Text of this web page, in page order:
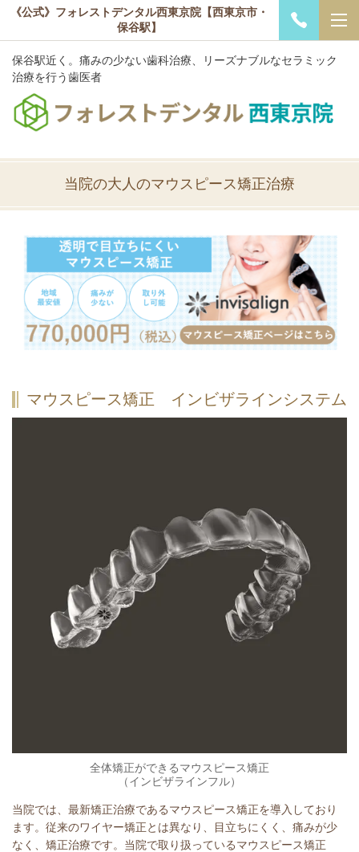
《公式》フォレストデンタル西東京院【西東京市・
保谷駅】
保谷駅近く。痛みの少ない歯科治療、リーズナブルなセラミック
治療を行う歯医者
当院の大人のマウスピース矯正治療
マウスピース矯正 インビザラインシステム
全体矯正ができるマウスピース矯正
（インビザラインフル）
当院では、最新矯正治療であるマウスピース矯正を導入しており
ます。従来のワイヤー矯正とは異なり、目立ちにくく、痛みが少
なく、矯正治療です。当院で取り扱っているマウスピース矯正